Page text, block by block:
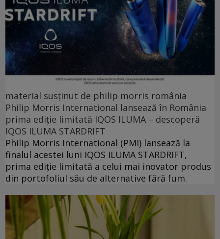
material susținut de philip morris românia
Philip Morris International lansează în România
prima ediție limitată IQOS ILUMA – descoperă
IQOS ILUMA STARDRIFT
Philip Morris International (PMI) lansează la
finalul acestei luni IQOS ILUMA STARDRIFT,
prima ediție limitată a celui mai inovator produs
din portofoliul său de alternative fără fum.